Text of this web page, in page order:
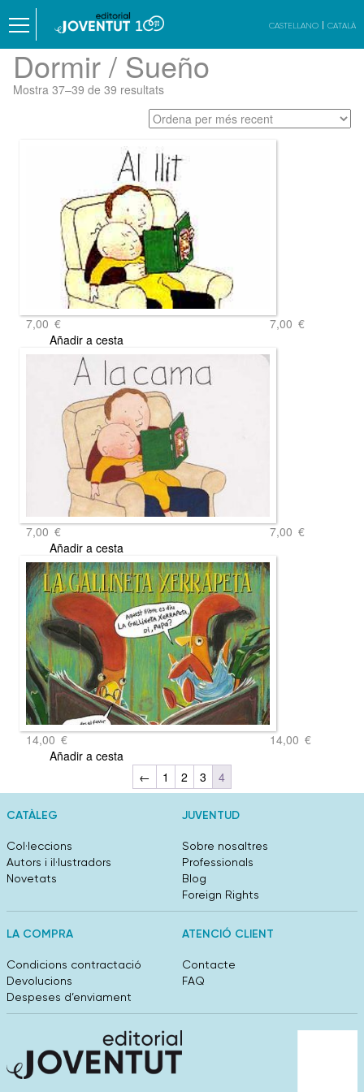
CASTELLANO CATALÀ
Dormir / Sueño
Mostra 37–39 de 39 resultatsOrdenat
per
més
7,00 € 7,00 €
Añadir a cesta
7,00 € 7,00 €
Añadir a cesta
14,00 € 14,00 €
Añadir a cesta
←
1 2 3 4
CATÀLEG
Col·leccions
Autors i il·lustradors
Novetats
JUVENTUD
Sobre nosaltres
Professionals
Blog
Foreign Rights
LA COMPRA
Condicions contractació
Devolucions
Despeses d’enviament
ATENCIÓ CLIENT
Contacte
FAQ